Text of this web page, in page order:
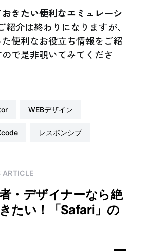
きたい便利なエミュレーシ
紹介は終わりになりますが、
便利なお役立ち情報をご紹
で是非覗いてみてくださ
WEBデザイン
Xcode レスポンシブ
・デザイナーなら絶
たい！「Safari」の